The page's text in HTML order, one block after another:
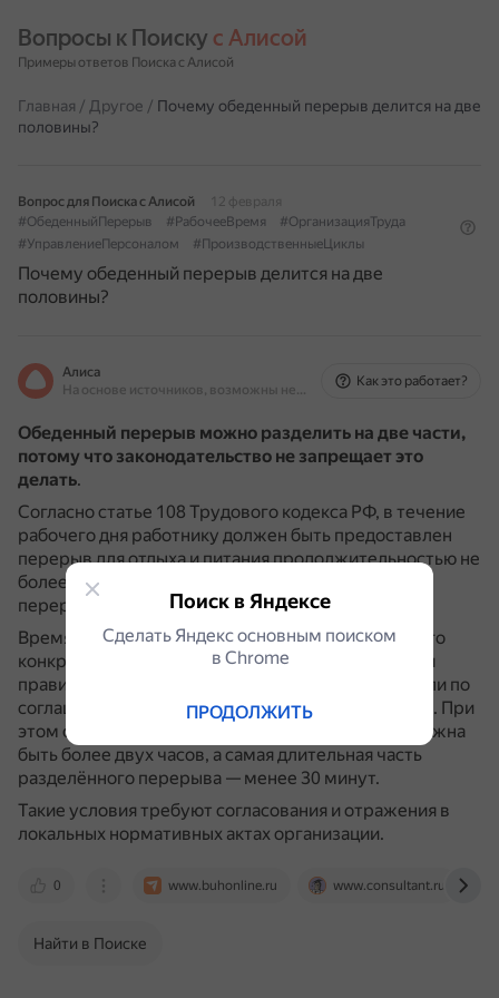
Вопросы к Поиску с Алисой
Примеры ответов Поиска с Алисой
Главная / Другое / Почему обеденный перерыв делится на две
половины?
Вопрос для Поиска с Алисой
12 февраля
#ОбеденныйПерерыв
#РабочееВремя
#ОрганизацияТруда
#УправлениеПерсоналом
#ПроизводственныеЦиклы
Почему обеденный перерыв делится на две
половины?
Алиса
На основе источников, возможны неточности
Как это работает?
Обеденный перерыв можно разделить на две части,
потому что законодательство не запрещает это
делать.
Согласно статье 108 Трудового кодекса РФ, в течение
рабочего дня работнику должен быть предоставлен
перерыв для отдыха и питания продолжительностью не
более двух часов и не менее 30 минут.
перерыва в рабочее время не включается.
Время предоставления обеденного перерыва и его
конкретная продолжительность устанавливаются
правилами внутреннего трудового распорядка или по
соглашению между работником и работодателем. При
этом общая продолжительность перерыва не должна
быть более двух часов, а самая длительная часть
разделённого перерыва — менее 30 минут.
Такие условия требуют согласования и отражения в
локальных нормативных актах организации.
0 www.buhonline.ru www.consultant.ru
Найти в Поиске
Поиск в Яндексе
Сделать Яндекс основным поиском
в Сhrome
ПРОДОЛЖИТЬ